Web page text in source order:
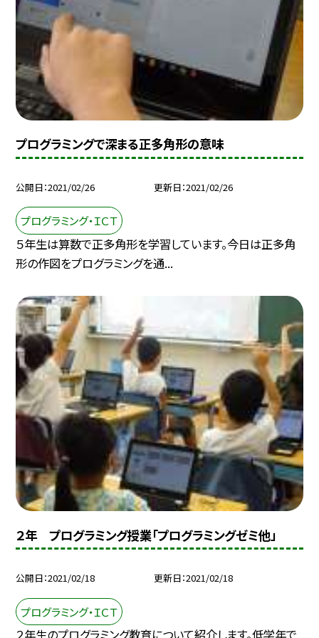
プログラミングで深まる正多角形の意味
公開日 2021/02/26 更新日 2021/02/26
プログラミング・ＩＣＴ
５年生は算数で正多角形を学習しています。今日は正多角
形の作図をプログラミングを通...
２年 プログラミング授業「プログラミングゼミ他」
公開日 2021/02/18 更新日 2021/02/18
プログラミング・ＩＣＴ